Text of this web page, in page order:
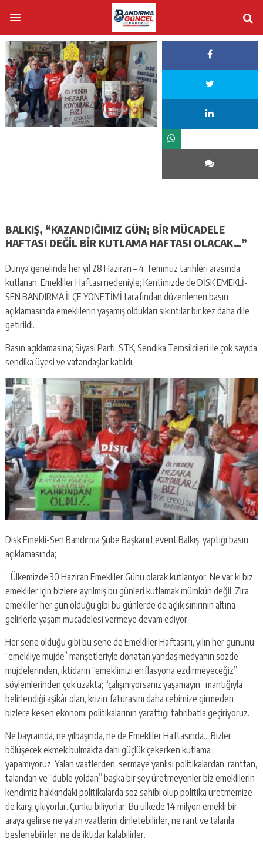
BALKIŞ, “KAZANDIĞIMIZ GÜN; BİR MÜCADELE
HAFTASI DEĞİL BİR KUTLAMA HAFTASI OLACAK…”
Dünya genelinde her yıl 28 Haziran – 4 Temmuz tarihleri arasında
kutlanan Emekliler Haftası nedeniyle; Kentimizde de DİSK EMEKLİ-
SEN BANDIRMA İLÇE YÖNETİMİ tarafından düzenlenen basın
açıklamasında emeklilerin yaşamış oldukları sıkıntılar bir kez daha dile
getirildi.
Basın açıklamasına; Siyasi Parti, STK, Sendika Temsilcileri ile çok sayıda
sendika üyesi ve vatandaşlar katıldı.
Disk Emekli-Sen Bandırma Şube Başkanı Levent Balkış, yaptığı basın
açıklamasında;
” Ülkemizde 30 Haziran Emekliler Günü olarak kutlanıyor. Ne var ki biz
emekliler için bizlere ayrılmış bu günleri kutlamak mümkün değil. Zira
emekliler her gün olduğu gibi bu günlerde de açlık sınırının altına
gelirlerle yaşam mücadelesi vermeye devam ediyor.
Her sene olduğu gibi bu sene de Emekliler Haftasını, yılın her gününü
“emekliye müjde” manşetleriyle donatan yandaş medyanın sözde
müjdelerinden, iktidarın “emeklimizi enflasyona ezdirmeyeceğiz”
söylemlerinden çok uzakta; “çalışmıyorsanız yaşamayın” mantığıyla
belirlendiği aşikâr olan, krizin faturasını daha cebimize girmeden
bizlere kesen ekonomi politikalarının yarattığı tahribatla geçiriyoruz.
Ne bayramda, ne yılbaşında, ne de Emekliler Haftasında… Bizler
bölüşecek ekmek bulmakta dahi güçlük çekerken kutlama
yapamıyoruz. Yalan vaatlerden, sermaye yanlısı politikalardan, ranttan,
talandan ve “duble yoldan” başka bir şey üretmeyenler biz emeklilerin
kendimiz hakkındaki politikalarda söz sahibi olup politika üretmemize
de karşı çıkıyorlar. Çünkü biliyorlar: Bu ülkede 14 milyon emekli bir
araya gelirse ne yalan vaatlerini dinletebilirler, ne rant ve talanla
beslenebilirler, ne de iktidar kalabilirler.